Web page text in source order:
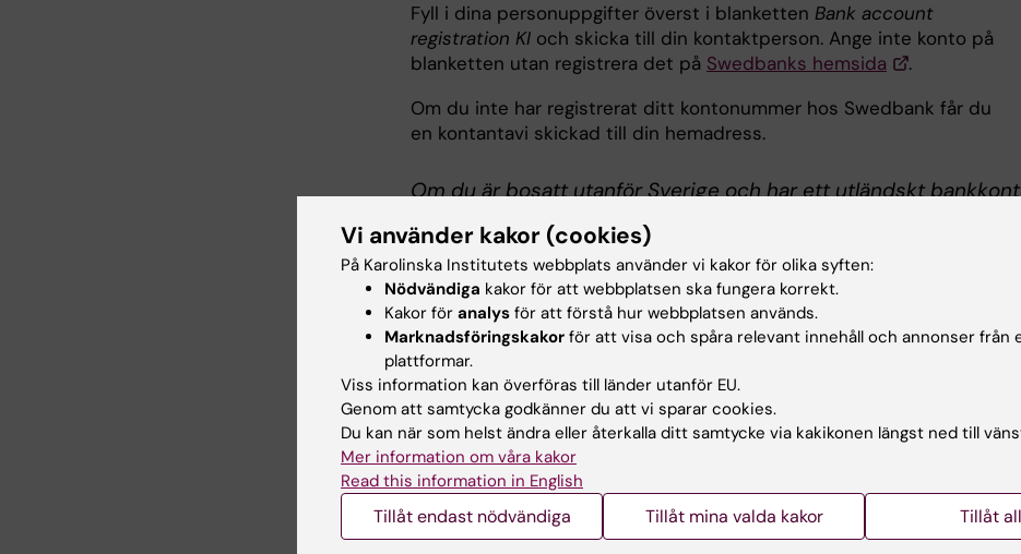
Fyll i dina personuppgifter överst i blanketten Bank account
registration KI och skicka till din kontaktperson. Ange inte konto på
blanketten utan registrera det på Swedbanks hemsida
.
Om du inte har registrerat ditt kontonummer hos Swedbank får du
en kontantavi skickad till din hemadress.
Om du är bosatt utanför Sverige och har ett utländskt
Fyll i hela blanketten Bank account registration KI
din kontaktperson.
Du som bor utomlands och arbetar i Sverige betalar särskild
inkomstskatt på inkomsten (SINK). Skicka in en kopia av ditt pass till
din kontaktperson så att vi kunna påbörja ansökningsprocessen för
SINK. Det kan ta tid för Skatteverket att fatta ett beslut, vilket kan
fördröja utbetalningen.
Frågor?
Kontakta den rekryterande institutionen, eller mejlaacademic-
appointments@ki.se
om det gäller rekrytering av professorer och
lektorer.
Vi använder kakor (cookies)
På Karolinska Institutets webbplats använder vi kakor för olika syften:
Nödvändiga kakor för att webbplatsen ska fungera korrekt.
Kakor för analys för att förstå hur webbplatsen används.
Marknadsföringskakor för att visa och spåra relevant innehåll och annonser från
plattformar.
Viss information kan överföras till länder utanför EU.
Genom att samtycka godkänner du att vi sparar cookies.
Du kan när som helst ändra eller återkalla ditt samtycke via kakikonen längst ned till
Mer information om våra kakor
Read this information in English
Tillåt endast nödvändiga Tillåt mina valda kakor Tillåt